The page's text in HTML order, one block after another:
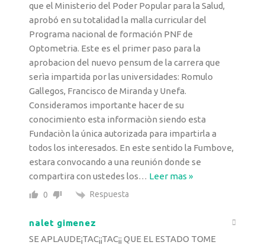
que el Ministerio del Poder Popular para la Salud,
aprobó en su totalidad la malla curricular del
Programa nacional de formación PNF de
Optometria. Este es el primer paso para la
aprobacion del nuevo pensum de la carrera que
serìa impartida por las universidades: Romulo
Gallegos, Francisco de Miranda y Unefa.
Consideramos importante hacer de su
conocimiento esta informaciòn siendo esta
Fundaciòn la única autorizada para impartirla a
todos los interesados. En este sentido la Fumbove,
estara convocando a una reunión donde se
compartira con ustedes los… Leer mas »
0 Respuesta
nalet gimenez
SE APLAUDE¡TAC¡¡TAC¡¡ QUE EL ESTADO TOME